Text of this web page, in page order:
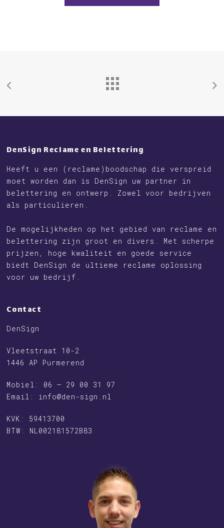
DenSign Reclame en Belettering
Heeft u een (reclame)boodschap die verspreid
moet worden dan is DenSign uw partner in
belettering en ontwerp. Zowel voor bedrijven
als particulieren.
De mogelijkheden op het gebied van reclame en
belettering zijn groot en divers. Met scherpe
prijzen, hoge kwaliteit en goede service
biedt DenSign de ultieme reclame oplossing
voor uw bedrijf.
Contact
DenSign
Vleetstraat 10-2
1446 AP Purmerend
Mobiel: 06 – 29 00 31 97
Email: info@den-sign.nl
KVK: 59413700
BTW: NL002181572B83